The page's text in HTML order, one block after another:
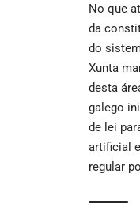
No que
da
do
Xunta
desta
galego
de lei
artificial
regular